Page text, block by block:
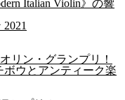
Italian Violin》の響
リン・グランプリ！
ウとアンティーク楽